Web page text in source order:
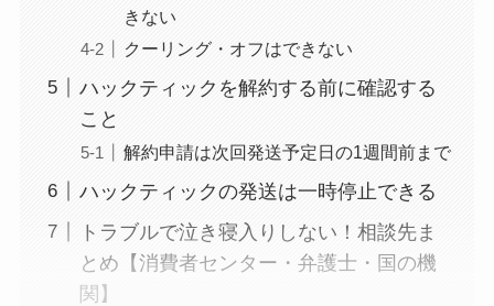
ニーを電話から解約
きない
クーリング・オフはできない
ハックティックを解約する前に確認する
こと
解約申請は次回発送予定日の1週間前まで
ハックティックの発送は一時停止できる
トラブルで泣き寝入りしない！相談先ま
とめ【消費者センター・弁護士・国の機
関】